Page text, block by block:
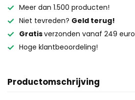
Meer dan 1.500 producten!
Niet tevreden? Geld terug!
Gratisverzonden vanaf 249 euro
Hoge klantbeoordeling!
Productomschrijving